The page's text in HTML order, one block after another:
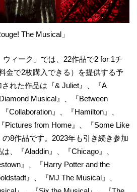
The Musical」
ウィーク」では、22作品で2 for 1チ
金で2枚購入できる）を提供する予
れた作品は『& Juliet』、『A
Musical』、『Between
Collaboration』、『Hamilton』、
Pictures from Home』、『Some Like
の8作品です。2023年も引き続き参加
、『Aladdin』、『Chicago』、
』、『Harry Potter and the
』、『MJ The Musical』、